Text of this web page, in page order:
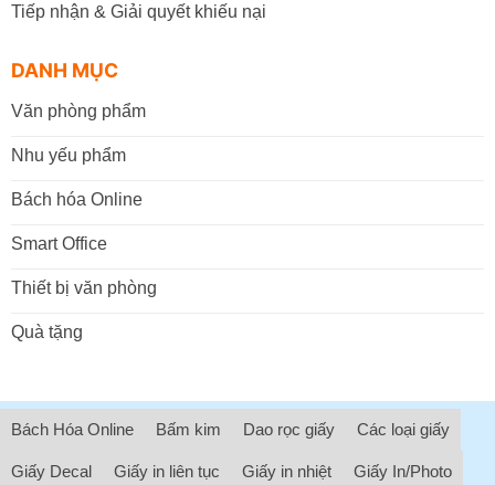
Tiếp nhận & Giải quyết khiếu nại
DANH MỤC
Văn phòng phẩm
Nhu yếu phẩm
Bách hóa Online
Smart Office
Thiết bị văn phòng
Quà tặng
Bách Hóa Online Bấm kim Dao rọc giấy Các loại giấy
Giấy Decal Giấy in liên tục Giấy in nhiệt Giấy In/Photo